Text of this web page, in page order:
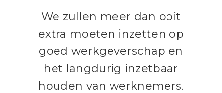
We zullen meer dan ooit
extra moeten inzetten op
goed werkgeverschap en
het langdurig inzetbaar
houden van werknemers.